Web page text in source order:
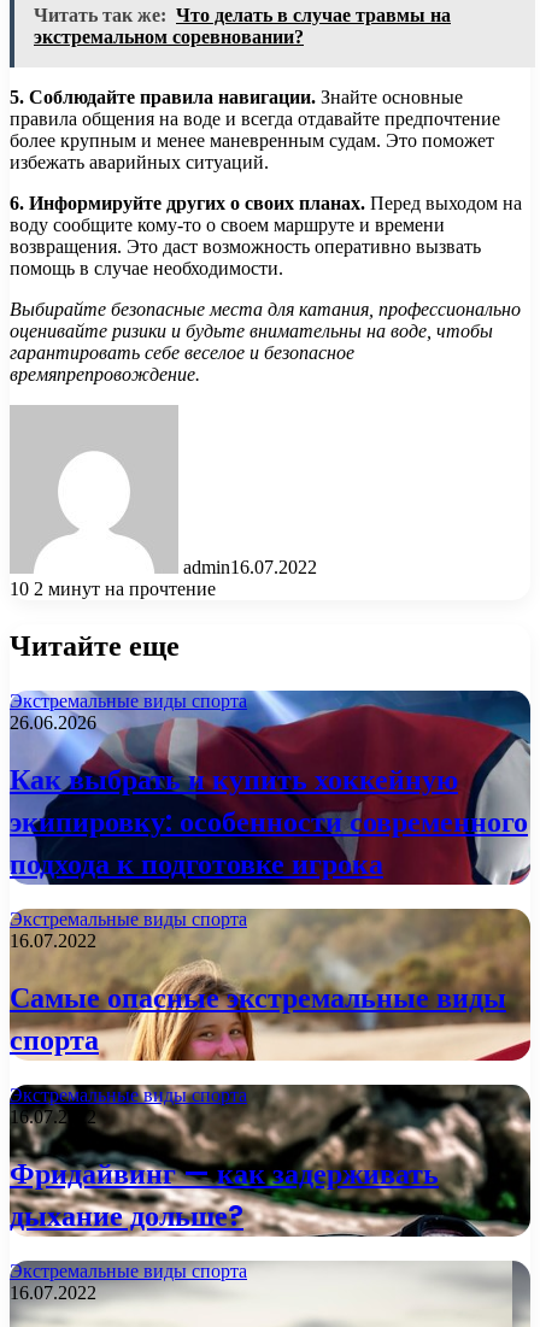
Читать так же: Что делать в случае травмы на
экстремальном соревновании?
5. Соблюдайте правила навигации. Знайте основные
правила общения на воде и всегда отдавайте предпочтение
более крупным и менее маневренным судам. Это поможет
избежать аварийных ситуаций.
6. Информируйте других о своих планах. Перед выходом на
воду сообщите кому-то о своем маршруте и времени
возвращения. Это даст возможность оперативно вызвать
помощь в случае необходимости.
Выбирайте безопасные места для катания, профессионально
оценивайте ризики и будьте внимательны на воде, чтобы
гарантировать себе веселое и безопасное
времяпрепровождение.
admin16.07.2022
10 2 минут на прочтение
Читайте еще
Экстремальные виды спорта
26.06.2026
Как выбрать и купить хоккейную
экипировку: особенности современного
подхода к подготовке игрока
Экстремальные виды спорта
16.07.2022
Самые опасные экстремальные виды
спорта
Экстремальные виды спорта
16.07.2022
Фридайвинг — как задерживать
дыхание дольше?
Экстремальные виды спорта
16.07.2022